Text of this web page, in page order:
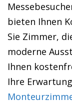
bieten Ihnen
Sie Zimmer,
moderne
Ihnen
Ihre